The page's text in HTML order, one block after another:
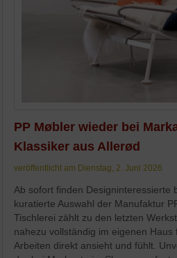
PP Møbler wieder bei
Klassiker aus Allerød
veröffentlicht am Dienstag, 2. Juni 2026
Ab sofort finden Designinteressierte
kuratierte Auswahl der Manufaktur
Tischlerei zählt zu den letzten
nahezu vollständig im eigenen
Arbeiten direkt ansieht und fühlt.